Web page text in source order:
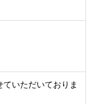
いただいておりま